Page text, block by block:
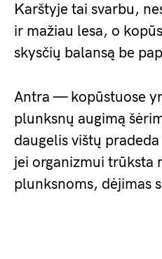
Karštyje tai svarbu,
ir mažiau lesa, o
skysčių balansą be
Antra — kopūstuose
plunksnų augimą
daugelis vištų
jei organizmui trūksta
plunksnoms, dėjimas